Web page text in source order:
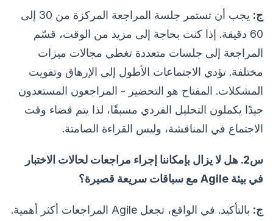
ج:
يجب أن تستمر جلسة المراجعة المركزة من 30 إلى
60 دقيقة. إذا كنت بحاجة إلى مزيد من الوقت، قسّم
المراجعة إلى جلسات متعددة تغطي مجالات ميزات
مختلفة. تؤدي الاجتماعات الأطول إلى الإرهاق وتفويت
المشكلات. المفتاح هو التحضير - المراجعون المستعدون
جيدًا يكملون التحليل الفردي مسبقًا، لذا يتم قضاء وقت
الاجتماع في المناقشة، وليس القراءة الصامتة.
س2. هل لا يزال بإمكاننا إجراء مراجعات لحالات الاختبار
في بيئة Agile مع سباقات سريعة قصيرة؟
ج:
بالتأكيد. في الواقع، تجعل Agile المراجعات أكثر أهمية.